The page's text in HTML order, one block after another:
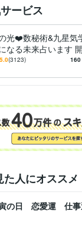
暦)
の他 / 占い師 経験年数
取得年 : 2020年
ル・数秘・九星気学・四
愛 仕事 ヒーリング
ービス
光❤️数秘術&九星気
なる未来占います
愛・相手の気持ち
5.0(3123) 160
人にオススメ
の日 恋愛運 仕